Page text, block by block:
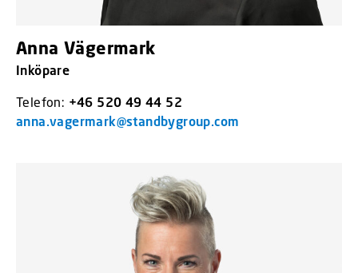
Anna Vägermark
Inköpare
Telefon: +46 520 49 44 52
anna.vagermark@standbygroup.com